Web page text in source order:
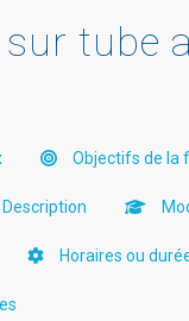
tube
Objectifs de la
Description
Horaires ou